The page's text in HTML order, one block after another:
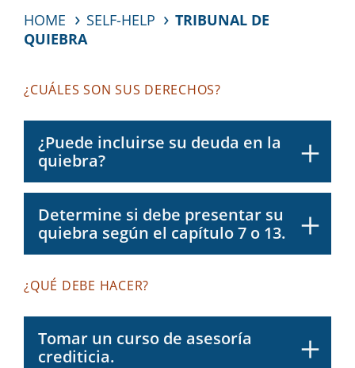
HOME SELF-HELP
TRIBUNAL DE
QUIEBRA
¿CUÁLES SON SUS DERECHOS?
¿Puede incluirse su deuda en la
quiebra?
Determine si debe presentar su
quiebra según el capítulo 7 o 13.
¿QUÉ DEBE HACER?
Tomar un curso de asesoría
crediticia.